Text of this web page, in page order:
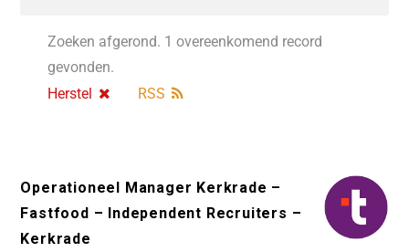
Zoeken afgerond. 1 overeenkomend record
gevonden.
Herstel
RSS
Operationeel Manager Kerkrade –
Fastfood – Independent Recruiters –
Kerkrade